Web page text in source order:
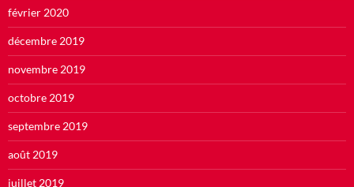
février 2020
décembre 2019
novembre 2019
octobre 2019
septembre 2019
août 2019
juillet 2019